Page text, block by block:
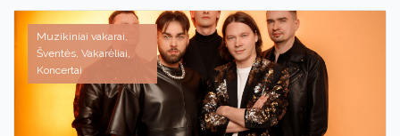
Muzikiniai vakarai,
Šventės, Vakarėliai,
Koncertai